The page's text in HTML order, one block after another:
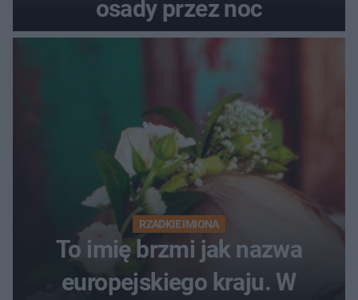
osady przez noc
RZADKIE IMIONA
To imię brzmi jak nazwa
europejskiego kraju. W